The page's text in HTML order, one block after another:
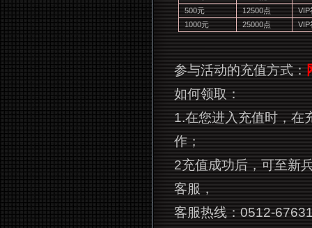
500元 12500点 VIP
1000元 25000点 VIP
参与活动的充值方式：
如何领取：
1.在您进入充值时，在
作；
2充值成功后，可至新
客服，
客服热线：0512-